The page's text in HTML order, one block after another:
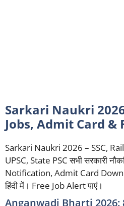
Sarkari Naukri
Jobs, Admit Card &
Sarkari Naukri 2026 – SSC,
UPSC, State PSC सभी सरकारी
Notification, Admit Card
हिंदी में। Free Job Alert पाएं।
Anganwadi Bharti 2026: